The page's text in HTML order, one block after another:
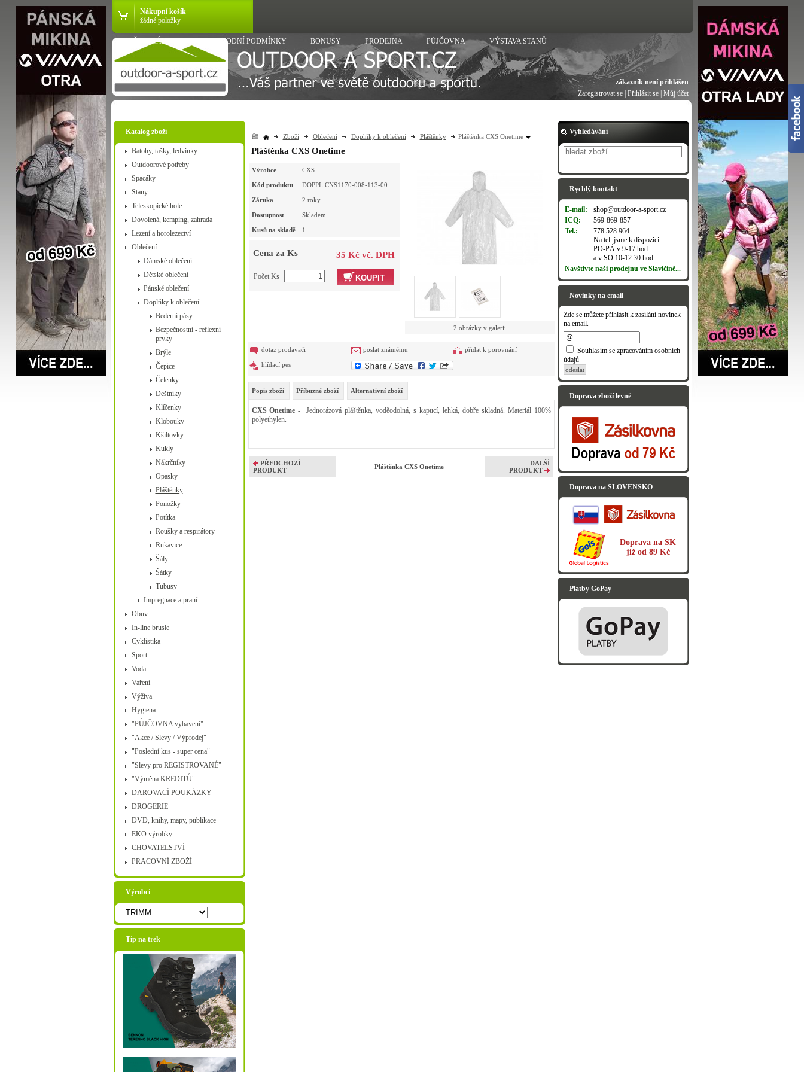
Nákupní košík
žádné položky
VŠE O NÁKUPU OBCHODNÍ PODMÍNKY BONUSY PRODEJNA PŮJČOVNA VÝSTAVA STANŮ
zákazník není přihlášen
Zaregistrovat se| Přihlásit se| Můj účet
Katalog zboží
Batohy, tašky, ledvinky
Outdoorové potřeby
Spacáky
Stany
Teleskopické hole
Dovolená, kemping, zahrada
Lezení a horolezectví
Oblečení
Dámské oblečení
Dětské oblečení
Pánské oblečení
Doplňky k oblečení
Bederní pásy
Bezpečnostní - reflexní
prvky
Brýle
Čepice
Čelenky
Deštníky
Klíčenky
Klobouky
Kšiltovky
Kukly
Nákrčníky
Opasky
Pláštěnky
Ponožky
Potítka
Roušky a respirátory
Rukavice
Šály
Šátky
Tubusy
Impregnace a praní
Obuv
In-line brusle
Cyklistika
Sport
Voda
Vaření
Výživa
Hygiena
"PŮJČOVNA vybavení"
"Akce / Slevy / Výprodej"
"Poslední kus - super cena"
"Slevy pro REGISTROVANÉ"
"Výměna KREDITŮ"
DAROVACÍ POUKÁZKY
DROGERIE
DVD, knihy, mapy, publikace
EKO výrobky
CHOVATELSTVÍ
PRACOVNÍ ZBOŽÍ
Výrobci
Tip na trek
Zboží Oblečení Doplňky k oblečení Pláštěnky Pláštěnka CXS Onetime
Pláštěnka CXS Onetime
Výrobce CXS
Kód produktu DOPPL CNS1170-008-113-00
Záruka 2 roky
Dostupnost Skladem
Kusů na skladě 1
Cena za Ks 35 Kč vč. DPH
KOUPIT
Počet Ks
2 obrázky v galerii
dotaz prodavači poslat známému přidat k porovnání
hlídací pes
Popis zboží Příbuzné zboží Alternativní zboží
CXS Onetime- Jednorázová pláštěnka, voděodolná, s kapucí, lehká, dobře skladná. Materiál 100%
polyethylen.
PŘEDCHOZÍ
PRODUKT
Pláštěnka CXS Onetime
DALŠÍ
PRODUKT
Vyhledávání
Rychlý kontakt
E-mail:
shop@outdoor-a-sport.cz
ICQ:
569-869-857
Tel.:
778 528 964
Na tel. jsme k dispozici
PO-PÁ v 9-17 hod
a v SO 10-12:30 hod.
Navštivte naši prodejnu ve Slavičíně...
Novinky na email
Zde se můžete přihlásit k zasílání novinek
na email.
Souhlasím se zpracováním osobních
údajů
odeslat
Doprava zboží levně
Doprava na SLOVENSKO
Doprava na SK
již od 89 Kč
Platby GoPay